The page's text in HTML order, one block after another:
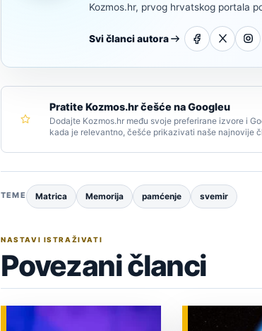
Kozmos.hr, prvog hrvatskog portala
Svi članci autora
Pratite Kozmos.hr češće na Googleu
Dodajte Kozmos.hr među svoje preferirane izvore i
kada je relevantno, češće prikazivati naše najnovije
TEME Matrica Memorija pamćenje svemir
NASTAVI ISTRAŽIVATI
Povezani članci